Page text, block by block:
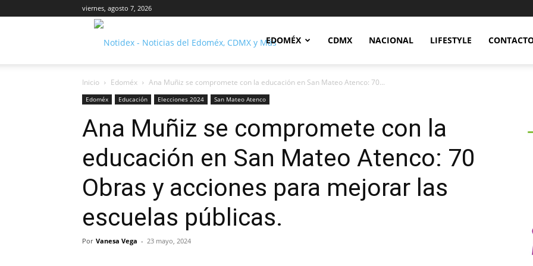
viernes, agosto 7, 2026
Notidex
EDOMÉX CDMX NACIONAL LIFESTYLE
Inicio Edoméx Ana Muñiz se compromete con la educación en San Mateo Atenco: 70...
Edoméx Educación Elecciones 2024 San Mateo Atenco
Ana Muñiz se compromete con la
educación en San Mateo Atenco: 70
Obras y acciones para mejorar las
escuelas públicas.
Por Vanesa Vega - 23 mayo, 2024